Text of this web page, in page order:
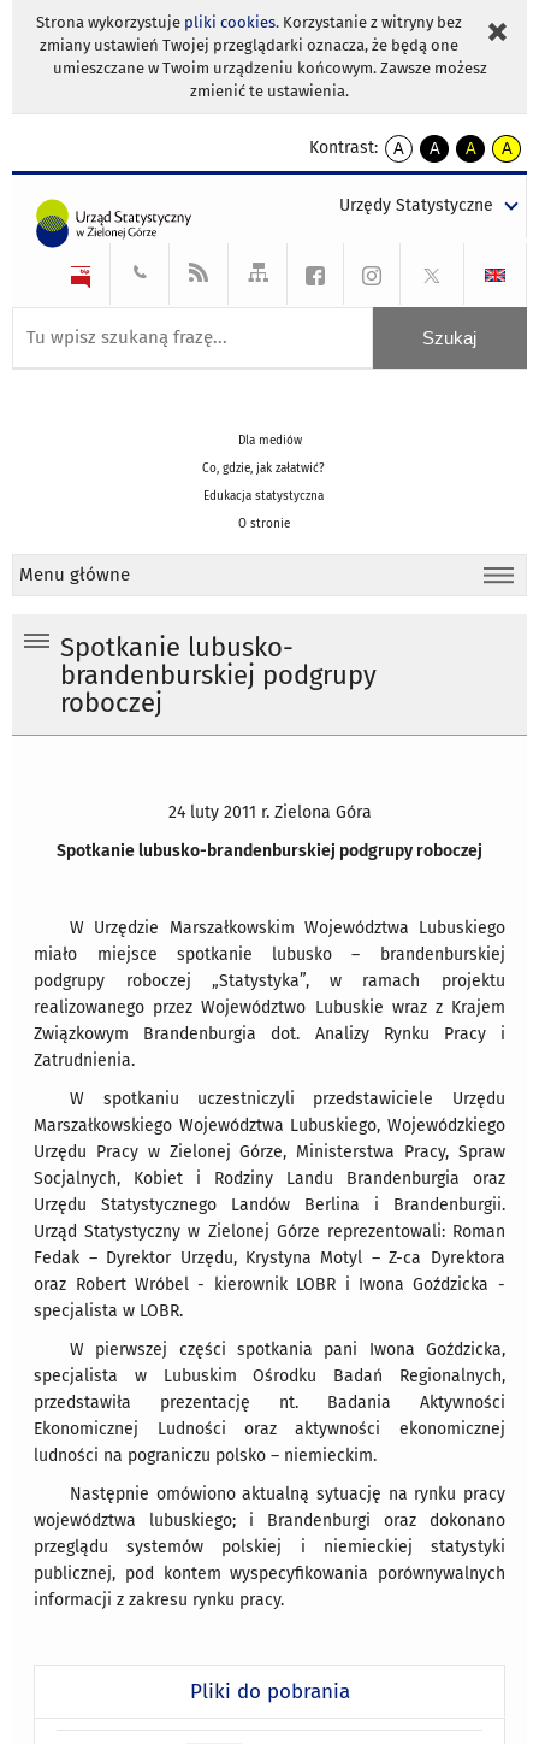
Strona wykorzystuje pliki cookies. Korzystanie z witryny bez
zmiany ustawień Twojej przeglądarki oznacza, że będą one
umieszczane w Twoim urządzeniu końcowym. Zawsze możesz
zmienić te ustawienia.
Kontrast:
A
kontrast
A
kontrast
tekst
czarnym
A
kontrast
tekst
czarnym
A
tekst
żółtym
Urzędy Statystyczne
Dla mediów
Co, gdzie, jak załatwić?
Edukacja statystyczna
O stronie
Menu główne
Spotkanie lubusko-
brandenburskiej podgrupy
roboczej
24 luty 2011 r. Zielona Góra
Spotkanie lubusko-brandenburskiej podgrupy roboczej
W Urzędzie Marszałkowskim Województwa Lubuskiego
miało miejsce spotkanie lubusko – brandenburskiej
podgrupy roboczej „Statystyka”, w ramach projektu
realizowanego przez Województwo Lubuskie wraz z Krajem
Związkowym Brandenburgia dot. Analizy Rynku Pracy i
Zatrudnienia.
W spotkaniu uczestniczyli przedstawiciele Urzędu
Marszałkowskiego Województwa Lubuskiego, Wojewódzkiego
Urzędu Pracy w Zielonej Górze, Ministerstwa Pracy, Spraw
Socjalnych, Kobiet i Rodziny Landu Brandenburgia oraz
Urzędu Statystycznego Landów Berlina i Brandenburgii.
Urząd Statystyczny w Zielonej Górze reprezentowali: Roman
Fedak – Dyrektor Urzędu, Krystyna Motyl – Z-ca Dyrektora
oraz Robert Wróbel - kierownik LOBR i Iwona Goździcka -
specjalista w LOBR.
W pierwszej części spotkania pani Iwona Goździcka,
specjalista w Lubuskim Ośrodku Badań Regionalnych,
przedstawiła prezentację nt. Badania Aktywności
Ekonomicznej Ludności oraz aktywności ekonomicznej
ludności na pograniczu polsko – niemieckim.
Następnie omówiono aktualną sytuację na rynku pracy
województwa lubuskiego; i Brandenburgi oraz dokonano
przeglądu systemów polskiej i niemieckiej statystyki
publicznej, pod kontem wyspecyfikowania porównywalnych
informacji z zakresu rynku pracy.
Pliki do pobrania